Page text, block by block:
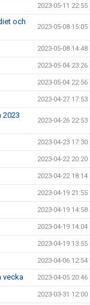
2023-05-11 22:55
och
2023-05-08 15:05
2023-05-08 14:48
2023-05-04 23:26
2023-05-04 22:56
2023-04-27 17:53
2023
2023-04-26 22:53
2023-04-23 17:30
2023-04-22 20:20
2023-04-22 18:14
2023-04-19 21:55
2023-04-19 14:58
2023-04-19 14:04
2023-04-19 13:55
2023-04-06 12:54
vecka 2023-04-05 20:46
2023-03-31 12:00